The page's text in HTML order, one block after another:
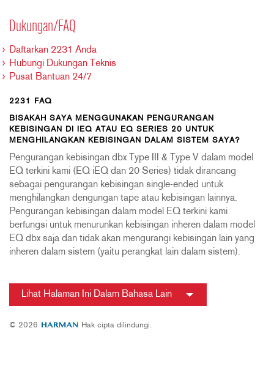
Dukungan/FAQ
Daftarkan 2231 Anda
Hubungi Dukungan Teknis
Pusat Bantuan 24/7
2231 FAQ
BISAKAH SAYA MENGGUNAKAN PENGURANGAN
KEBISINGAN DI IEQ ATAU EQ SERIES 20 UNTUK
MENGHILANGKAN KEBISINGAN DALAM SISTEM SAYA?
Pengurangan kebisingan dbx Type III & Type V dalam model
EQ terkini kami (EQ iEQ dan 20 Series) tidak dirancang
sebagai pengurangan kebisingan single-ended untuk
menghilangkan dengungan tape atau kebisingan lainnya.
Pengurangan kebisingan dalam model EQ terkini kami
berfungsi untuk menurunkan kebisingan inheren dalam model
EQ dbx saja dan tidak akan mengurangi kebisingan lain yang
inheren dalam sistem (yaitu perangkat lain dalam sistem).
Lihat Halaman Ini Dalam Bahasa Lain
© 2026 Hak cipta dilindungi.